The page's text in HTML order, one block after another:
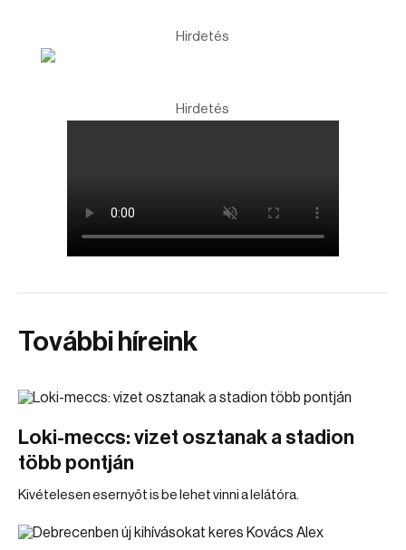
Hirdetés
Hirdetés
További híreink
Loki-meccs: vizet osztanak a stadion
több pontján
Kivételesen esernyőt is be lehet vinni a lelátóra.